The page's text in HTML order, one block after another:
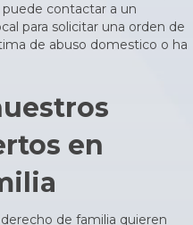
puede contactar a un
para solicitar una orden de
de abuso domestico o ha
en
de familia quieren